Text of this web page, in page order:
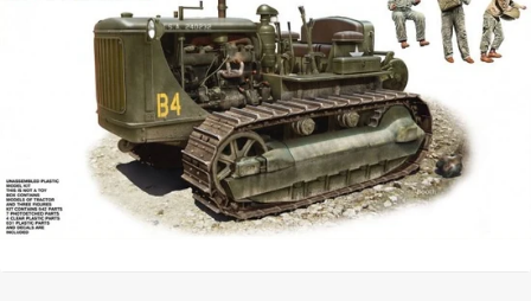
Otwórz
media
1
w
widoku
galerii